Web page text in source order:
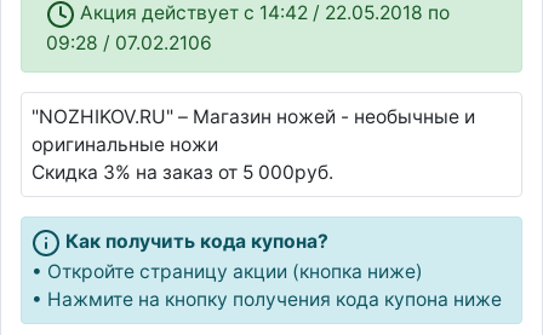
Акция действует c 14:42 / 22.05.2018 по
09:28 / 07.02.2106
"NOZHIKOV.RU" – Магазин ножей - необычные и
оригинальные ножи
Скидка 3% на заказ от 5 000руб.
Как получить кода купона?
• Откройте страницу акции (кнопка ниже)
• Нажмите на кнопку получения кода купона ниже